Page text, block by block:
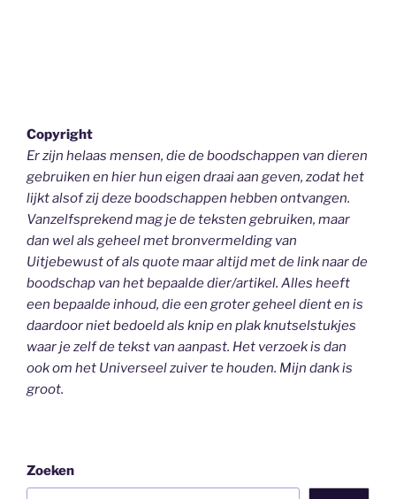
Copyright
Er zijn helaas mensen, die de boodschappen van dieren
gebruiken en hier hun eigen draai aan geven, zodat het
lijkt alsof zij deze boodschappen hebben ontvangen.
Vanzelfsprekend mag je de teksten gebruiken, maar
dan wel als geheelmet bronvermelding van
Uitjebewustof als quote maar altijd met de link naar de
boodschap van het bepaalde dier/artikel. Alles heeft
een bepaalde inhoud, die een groter geheel dient en is
daardoor niet bedoeld als knip en plak knutselstukjes
waar je zelf de tekst van aanpast. Het verzoek is dan
ook om het Universeel zuiver te houden. Mijn dank is
groot.
Zoeken